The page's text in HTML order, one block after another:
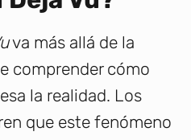
va más allá de la
comprender cómo
la realidad. Los
que este fenómeno